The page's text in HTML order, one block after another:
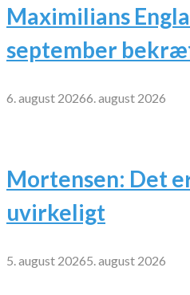
Maximilians
september
6. august 20266. august 2026
Mortensen: Det
uvirkeligt
5. august 20265. august 2026